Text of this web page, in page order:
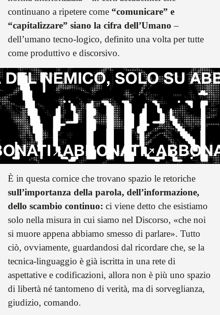
continuano a ripetere come “comunicare” e
“capitalizzare” siano la cifra dell’Umano –
dell’umano tecno-logico, definito una volta per tutte
come produttivo e discorsivo.
NEMICO, SOLO SU
ABBONATI ABBONATI
È in questa cornice che trovano spazio le retoriche
sull’importanza della parola, dell’informazione,
dello scambio continuo: ci viene detto che esistiamo
solo nella misura in cui siamo nel Discorso, «che noi
si muore appena abbiamo smesso di parlare». Tutto
ciò, ovviamente, guardandosi dal ricordare che, se la
tecnica-linguaggio è già iscritta in una rete di
aspettative e codificazioni, allora non è più uno spazio
di libertà né tantomeno di verità, ma di sorveglianza,
giudizio, comando.